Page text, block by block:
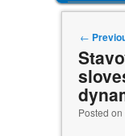
Post
←
Posted on